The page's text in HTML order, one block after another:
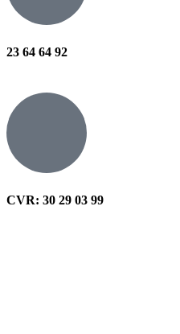
23 64 64 92
CVR: 30 29 03 99